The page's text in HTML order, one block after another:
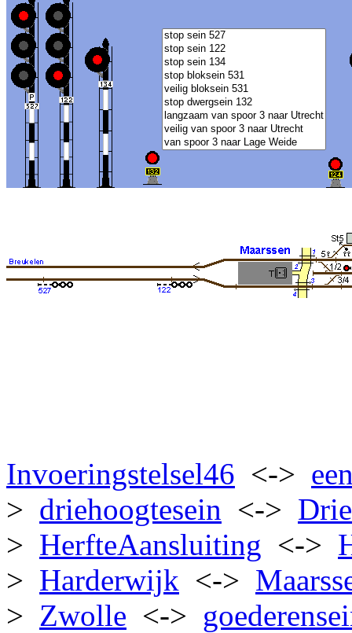
Invoeringstelsel46 <->
> driehoogtesein <->
> HerfteAansluiting <->
> Harderwijk <->
> Zwolle <->